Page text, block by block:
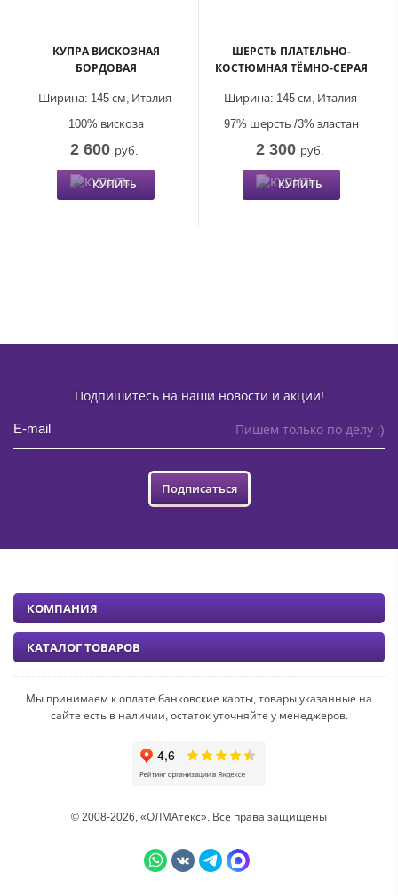
КУПРА ВИСКОЗНАЯ
БОРДОВАЯ
Италия
Ширина: 145 см,
100% вискоза
2 600 руб.
КУПИТЬ
ШЕРСТЬ ПЛАТЕЛЬНО-
КОСТЮМНАЯ ТЁМНО-СЕРАЯ
Италия
Ширина: 145 см,
97% шерсть /3% эластан
2 300 руб.
КУПИТЬ
Подпишитесь на наши новости и акции!
Пишем только по делу :)
Подписаться
Мы принимаем к оплате банковские карты, товары указанные на
сайте есть в наличии, остаток уточняйте у менеджеров.
© 2008-2026, «ОЛМАтекс». Все права защищены
КОМПАНИЯ
КАТАЛОГ ТОВАРОВ